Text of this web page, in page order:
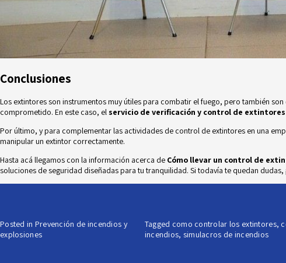
Conclusiones
Los extintores son instrumentos muy útiles para combatir el fuego, pero también
comprometido. En este caso, el servicio de verificación y control de extintores
Por último, y para complementar las actividades de control de extintores en una
manipular un extintor correctamente.
Hasta acá llegamos con la información acerca de Cómo llevar un control de
soluciones de seguridad diseñadas para tu tranquilidad. Si todavía te quedan dudas,
Posted in Prevención de incendios y
explosiones
Tagged como controlar los extintores,
incendios, simulacros de incendios